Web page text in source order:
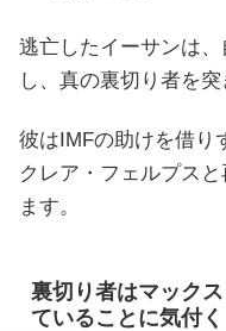
逃亡したイーサンは
し、真の裏切り者を
彼はIMFの助けを借り
クレア・フェルプス
ます。
裏切り者はマック
ていることに気付く